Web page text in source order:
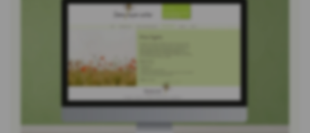
Bild vergrössern